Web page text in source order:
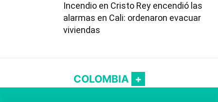
Incendio en Cristo Rey encendió las
alarmas en Cali: ordenaron evacuar
viviendas
COLOMBIA